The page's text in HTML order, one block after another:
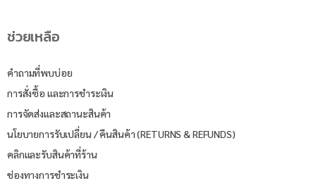
ช่วยเหลือ
คำถามที่พบบ่อย
การสั่งซื้อ และการชำระเงิน
การจัดส่งและสถานะสินค้า
นโยบายการรับเปลี่ยน / คืนสินค้า (RETURNS & REFUNDS)
คลิกและรับสินค้าที่ร้าน
ช่องทางการชำระเงิน